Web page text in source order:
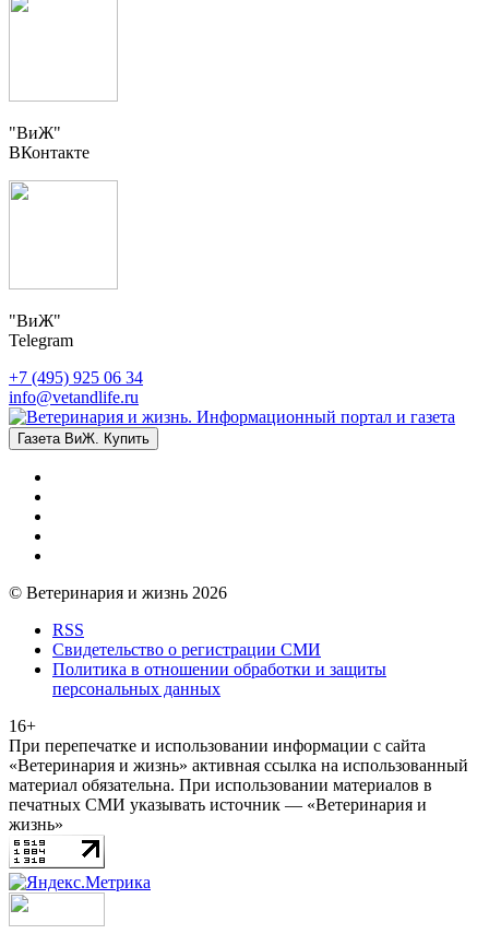
"ВиЖ"
ВКонтакте
"ВиЖ"
Telegram
+7 (495) 925 06 34
info@vetandlife.ru
Газета ВиЖ. Купить
© Ветеринария и жизнь 2026
RSS
Свидетельство о регистрации СМИ
Политика в отношении обработки и защиты
персональных данных
16+
При перепечатке и использовании информации с сайта
«Ветеринария и жизнь» активная ссылка на использованный
материал обязательна. При использовании материалов в
печатных СМИ указывать источник — «Ветеринария и
жизнь»